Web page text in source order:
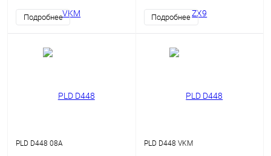
Подробнее Подробнее
PLD D448 08A PLD D448 VKM